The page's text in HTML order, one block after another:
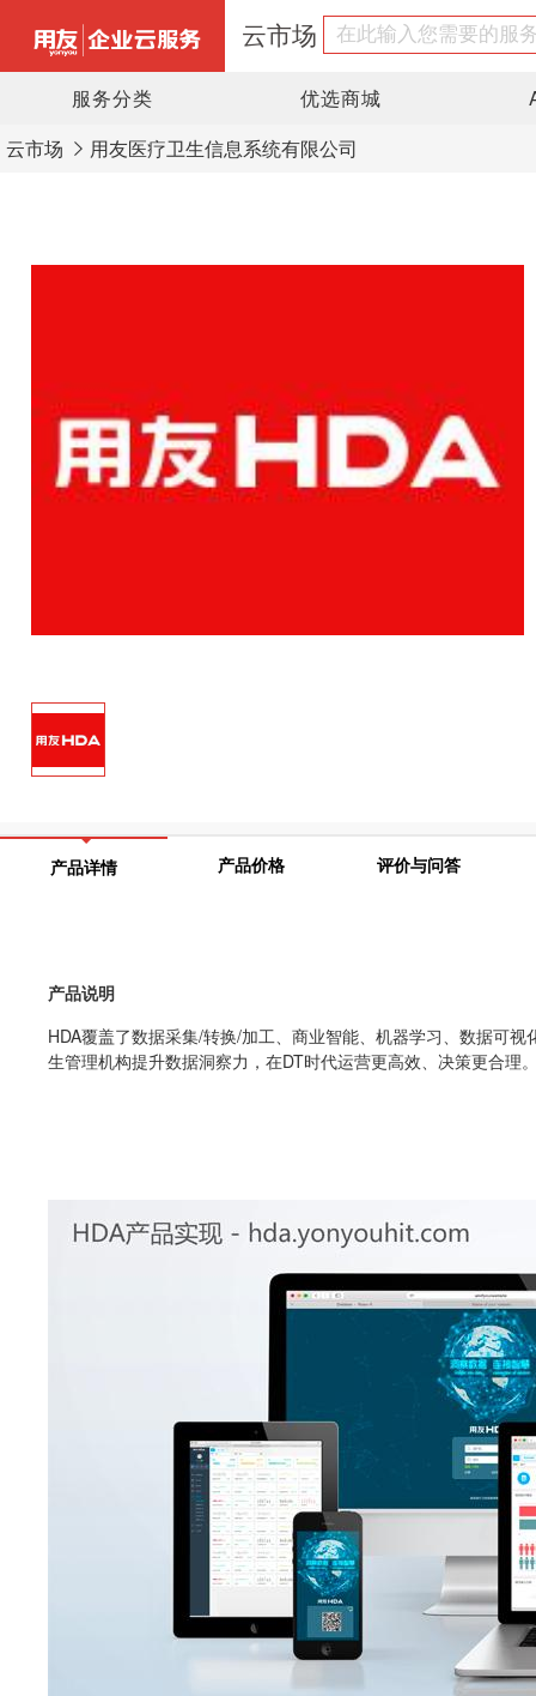
云市场
服务分类 优选商城
云市场
用友医疗卫生信息系统有限公司
产品详情 产品价格 评价与问答
产品说明
HDA覆盖了数据采集/转换/加工、商业智能、机器学习、数据可
生管理机构提升数据洞察力，在DT时代运营更高效、决策更合理